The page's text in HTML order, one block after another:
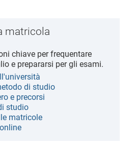
matricola
chiave per frequentare
e prepararsi per gli esami.
di studio
e precorsi
studio
matricole